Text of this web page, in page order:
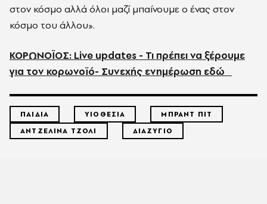
στον κόσμο αλλά όλοι μαζί μπαίνουμε ο ένας στον
κόσμο του άλλου».
ΚΟΡΩΝΟΪΟΣ: Live updates - Τι πρέπει να ξέρουμε
για τον κορωνοϊό- Συνεχής ενημέρωση εδώ
ΠΑΙΔΙΑ ΥΙΟΘΕΣΙΑ
ΜΠΡΑΝΤ ΠΙΤ
ΑΝΤΖΕΛΙΝΑ ΤΖΟΛΙ
ΔΙΑΖΥΓΙΟ